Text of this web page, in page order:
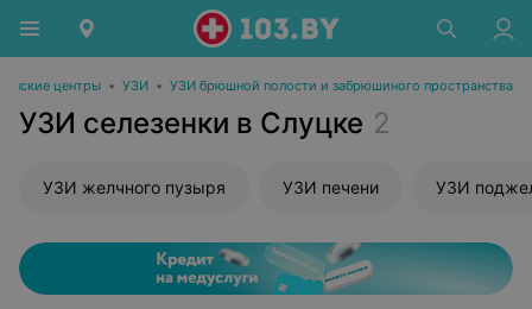
центры • УЗИ • УЗИ брюшной полости и забрюшиного пространства
УЗИ селезенки в Слуцке 2
УЗИ желчного пузыря УЗИ печени УЗИ